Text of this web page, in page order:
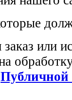
или
Публичной